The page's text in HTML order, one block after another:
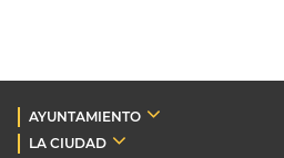
AYUNTAMIENTO
LA CIUDAD